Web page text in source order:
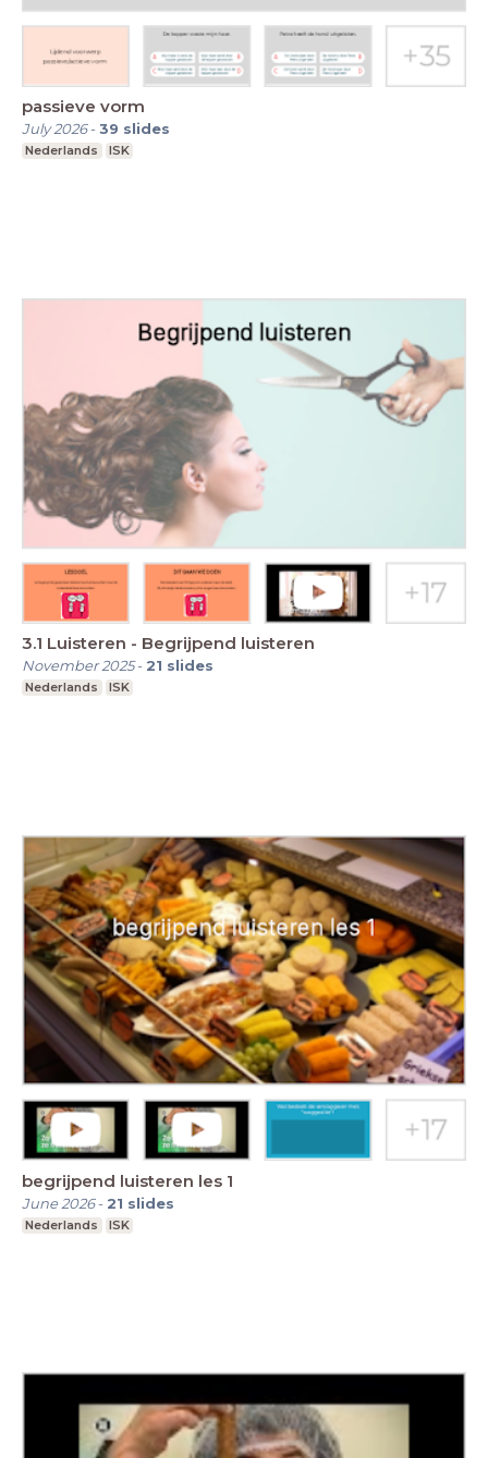
passieve vorm
July 2026-39 slides
Nederlands ISK
3.1 Luisteren - Begrijpend luisteren
November 2025- 21 slides
Nederlands ISK
begrijpend luisteren les 1
June 2026- 21 slides
Nederlands ISK